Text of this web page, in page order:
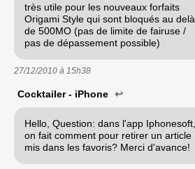
très utile pour les nouveaux forfaits
Origami Style qui sont bloqués au delà
de 500MO (pas de limite de fairuse /
pas de dépassement possible)
27/12/2010 à 15h38
Cocktailer - iPhone ↩
Hello, Question: dans l'app Iphonesoft,
on fait comment pour retirer un article
mis dans les favoris? Merci d'avance!